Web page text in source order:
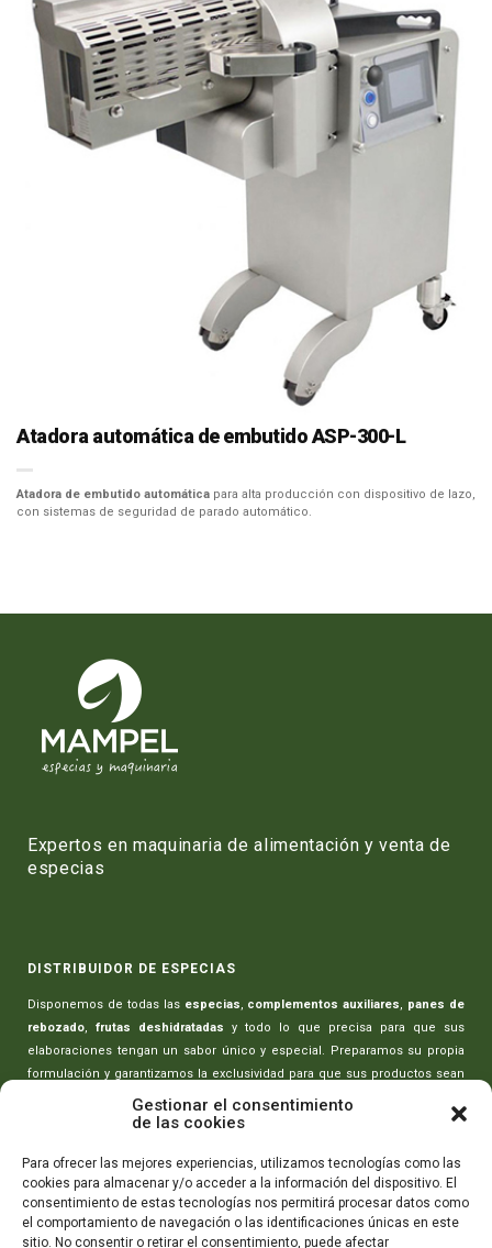
Gestionar el consentimiento
de las cookies
Para ofrecer las mejores experiencias, utilizamos tecnologías como las
cookies para almacenar y/o acceder a la información del dispositivo. El
consentimiento de estas tecnologías nos permitirá procesar datos como
el comportamiento de navegación o las identificaciones únicas en este
sitio. No consentir o retirar el consentimiento, puede afectar
Atadora automática de embutido ASP-300-L
Atadora de embutido automática para alta producción con dispositivo de lazo,
con sistemas de seguridad de parado automático.
Expertos en maquinaria de alimentación y venta de
especias
DISTRIBUIDOR DE ESPECIAS
Disponemos de todas las especias, complementos auxiliares, panes de
rebozado, frutas deshidratadas y todo lo que precisa para que sus
elaboraciones tengan un sabor único y especial. Preparamos su propia
formulación y garantizamos la exclusividad para que sus productos sean
Toda la maquinaria necesaria para realizar sus elaboraciones:picadoras
de carne,amasadoras-mezcladoras, máquinas rellenado de embutidos,
máquinas de envasado,cortadoras de embutidosy todo lo que necesita